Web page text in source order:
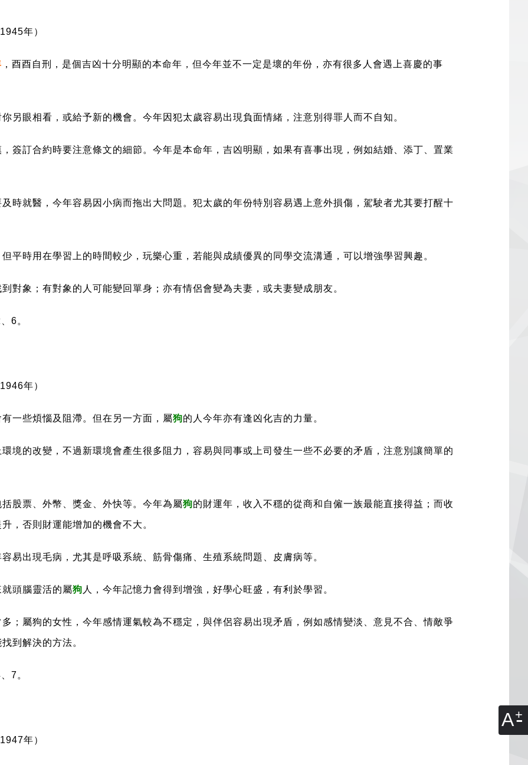
A
年）
，酉酉自刑，是個吉凶十分明顯的本命年，但今年並不一定是壞的年份，亦有很多人會遇上喜慶的事
另眼相看，或給予新的機會。今年因犯太歲容易出現負面情緒，注意別得罪人而不自知。
簽訂合約時要注意條文的細節。今年是本命年，吉凶明顯，如果有喜事出現，例如結婚、添丁、置業
時就醫，今年容易因小病而拖出大問題。犯太歲的年份特別容易遇上意外損傷，駕駛者尤其要打醒十
平時用在學習上的時間較少，玩樂心重，若能與成績優異的同學交流溝通，可以增強學習興趣。
對象；有對象的人可能變回單身；亦有情侶會變為夫妻，或夫妻變成朋友。
6。
年）
一些煩惱及阻滯。但在另一方面，屬狗的人今年亦有逢凶化吉的力量。
境的改變，不過新環境會產生很多阻力，容易與同事或上司發生一些不必要的矛盾，注意別讓簡單的
股票、外幣、獎金、外快等。今年為屬狗的財運年，收入不穩的從商和自僱一族最能直接得益；而收
，否則財運能增加的機會不大。
易出現毛病，尤其是呼吸系統、筋骨傷痛、生殖系統問題、皮膚病等。
頭腦靈活的屬狗 人，今年記憶力會得到增強，好學心旺盛，有利於學習。
；屬狗的女性，今年感情運氣較為不穩定，與伴侶容易出現矛盾，例如感情變淡、意見不合、情敵爭
到解決的方法。
7。
年）